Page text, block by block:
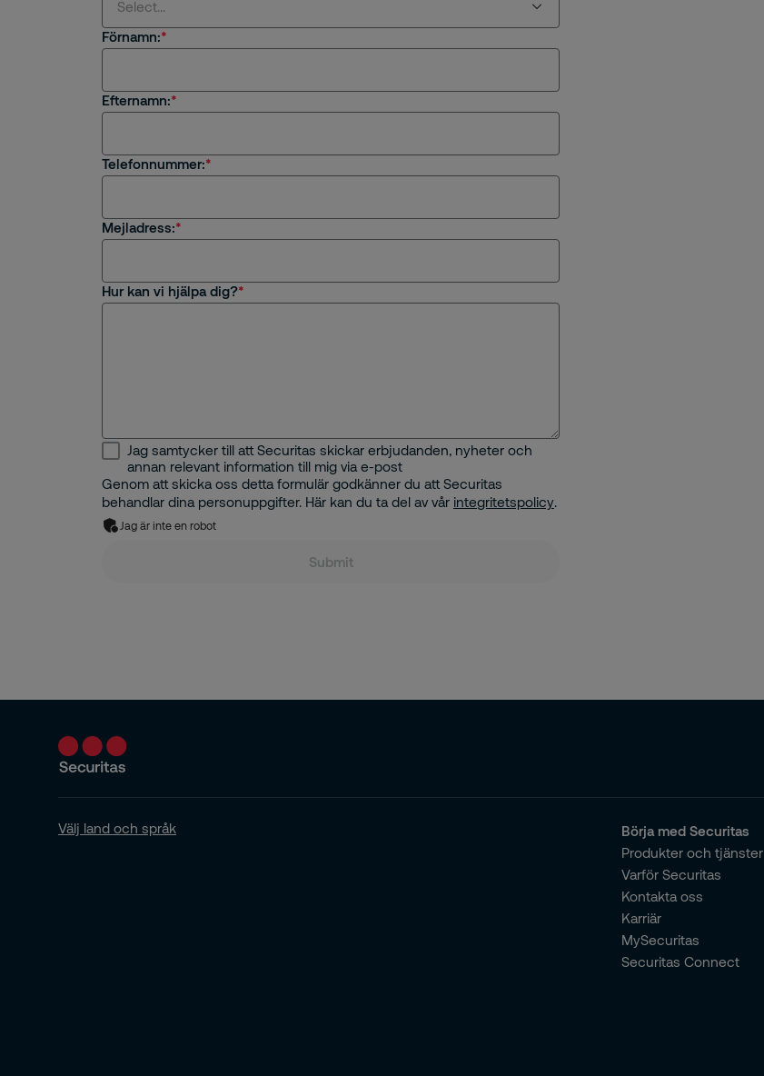
Select...
Jag är intresserad av en tjänst eller säkerhetslösning från Securitas
Övrigt
Förnamn:
Efternamn:
Telefonnummer:
Mejladress:
Hur kan vi hjälpa dig?
Jag samtycker till att Securitas skickar erbjudanden, nyheter och
annan relevant information till mig via e-post
Genom att skicka oss detta formulär godkänner du att Securitas
behandlar dina personuppgifter. Här kan du ta del av vår integritetspolicy.
Jag är inte en robot
Submit
Välj land och språk
Börja med Securitas
Produkter och tjänster
Varför Securitas
Kontakta oss
Karriär
MySecuritas
Securitas Connect